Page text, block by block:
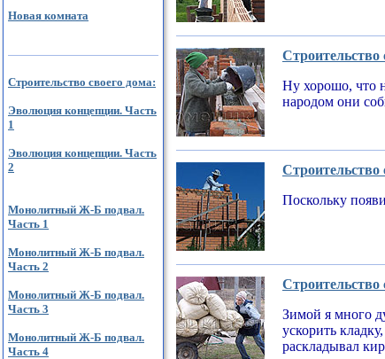
Новая комната
Строительство своего дома:
Эволюция концепции. Часть
1
Эволюция концепции. Часть
2
Монолитный Ж-Б подвал.
Часть 1
Монолитный Ж-Б подвал.
Часть 2
Монолитный Ж-Б подвал.
Часть 3
Монолитный Ж-Б подвал.
Часть 4
Строительство
Ну хорошо, что
народом они
Поскольку
Зимой я много
ускорить
раскладывал